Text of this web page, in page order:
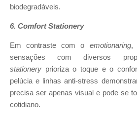
biodegradáveis.
6. Comfort Stationery
Em contraste com o emotionaring,
sensações com diversos
stationery prioriza o toque e o
pelúcia e linhas anti-stress
precisa ser apenas visual e pode se
cotidiano.